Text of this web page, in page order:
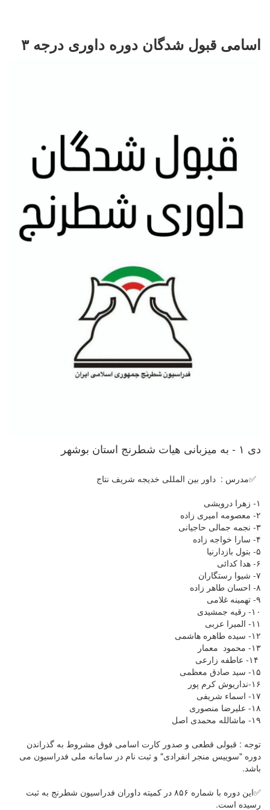
اسامی قبول شدگان دوره داوری درجه ۳
دی ۱ - به میزبانی هیات شطرنج استان بوشهر
✅مدرس : داور بین المللی خدیجه شریف نتاج
۱- زهرا درویشی
۲- معصومه امیری زاده
۳- نجمه جمالی حاجیانی
۴- سارا خواجه زاده
۵- بتول بازدارنیا
۶- هدا کدائی
۷- شیوا رستگاران
۸- احسان طاهر زاده
۹- تهمینه غلامی
۱۰- رقیه جمشیدی
۱۱- المیرا عربی
۱۲- سیده طاهره هاشمی
۱۳- محمود معمار
۱۵- سید صادق معظمی
۱۶-نداریوش کرم پور
۱۷- اسماء شریفی
۱۸- علیرضا منصوری
۱۹- ماشالله محمدی اصل
توجه : قبولی قطعی و صدور کارت اسامی فوق مشروط به گذراندن
دوره "سوییس منجر انفرادی" و ثبت نام در سامانه ملی فدراسیون می
باشد.
✅این دوره با شماره ۸۵۶ در کمیته داوران فدراسیون شطرنج به ثبت
رسیده است.